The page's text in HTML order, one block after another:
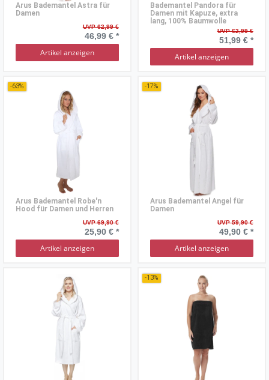
Arus Bademantel Astra für
Damen
UVP 62,99 €
46,99 € *
Artikel anzeigen
Bademantel Pandora für
Damen mit Kapuze, extra
lang, 100% Baumwolle
UVP 62,99 €
51,99 € *
Artikel anzeigen
-63%
Arus Bademantel Robe'n
Hood für Damen und Herren
UVP 69,90 €
25,90 € *
Artikel anzeigen
-17%
Arus Bademantel Angel für
Damen
UVP 59,90 €
49,90 € *
Artikel anzeigen
-13%